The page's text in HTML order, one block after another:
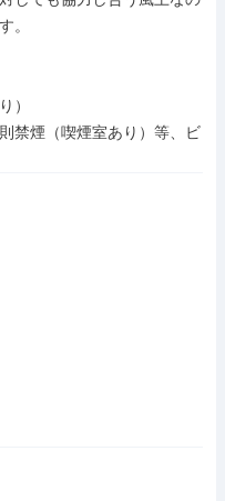
。
）
禁煙（喫煙室あり）等、ビ